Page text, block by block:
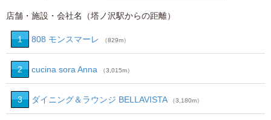
店舗・施設・会社名（塔ノ沢駅からの距離）
1 808 モンスマーレ （829m）
2 cucina sora Anna （3,015m）
3 ダイニング＆ラウンジ BELLAVISTA （3,180m）